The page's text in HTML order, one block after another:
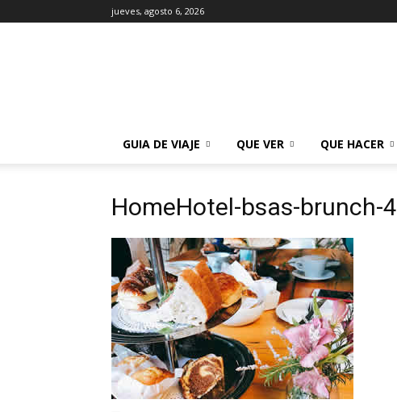
jueves, agosto 6, 2026
GUIA DE VIAJE
QUE VER QUE HACER
HomeHotel-bsas-brunch-4